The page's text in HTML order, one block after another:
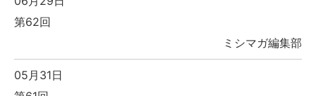
第62回
ミシマガ編集部
05月31日